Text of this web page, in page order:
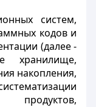
систем,
кодов и
(далее -
хранилище,
накопления,
продуктов,